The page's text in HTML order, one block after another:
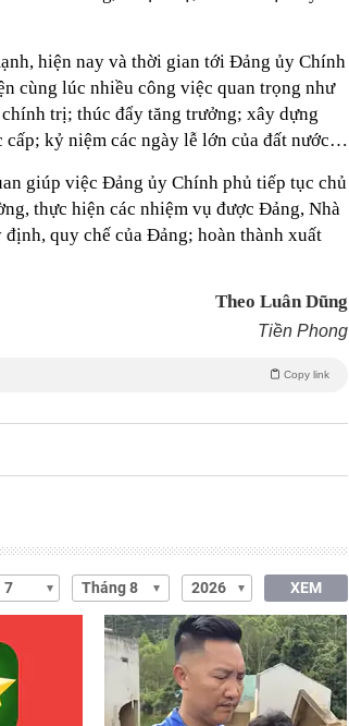
hiện nay và thời gian tới Đảng ủy Chính
cùng lúc nhiều công việc quan trọng như
trị; thúc đẩy tăng trưởng; xây dựng
kỷ niệm các ngày lễ lớn của đất nước…
giúp việc Đảng ủy Chính phủ tiếp tục chủ
thực hiện các nhiệm vụ được Đảng, Nhà
quy chế của Đảng; hoàn thành xuất
Theo Luân Dũng
Tiền Phong
Copy link
XEM